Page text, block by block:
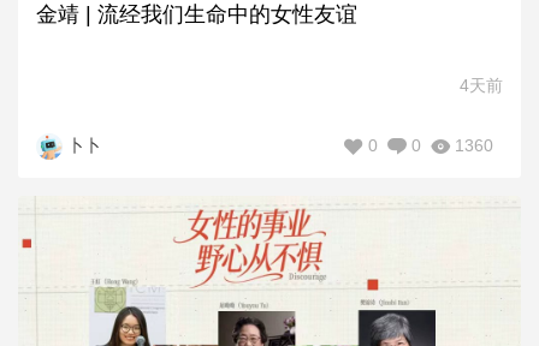
金靖 | 流经我们生命中的女性友谊
4天前
卜卜 1360
0
0